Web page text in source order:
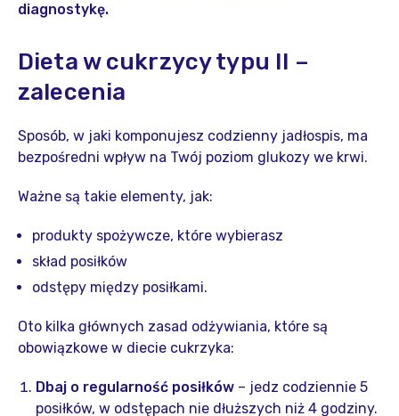
diagnostykę.
Dieta w cukrzycy typu II –
zalecenia
Sposób, w jaki komponujesz codzienny jadłospis, ma
bezpośredni wpływ na Twój poziom glukozy we krwi.
Ważne są takie elementy, jak:
produkty spożywcze, które wybierasz
skład posiłków
odstępy między posiłkami.
Oto kilka głównych zasad odżywiania, które są
obowiązkowe w diecie cukrzyka:
Dbaj o regularność posiłków – jedz codziennie 5
posiłków, w odstępach nie dłuższych niż 4 godziny.